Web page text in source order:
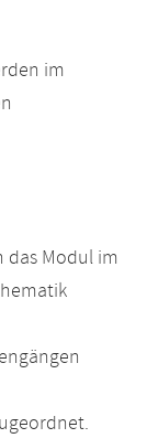
im
das Modul im